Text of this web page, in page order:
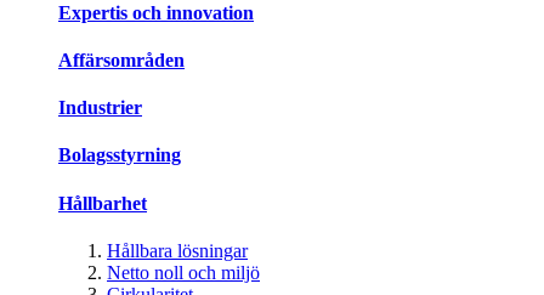
Expertis och innovation
Affärsområden
Industrier
Bolagsstyrning
Hållbarhet
Hållbara lösningar
Netto noll och miljö